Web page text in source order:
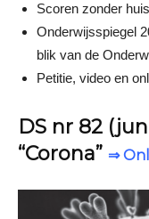
Scoren zonder
Onderwijsspiegel
blik van de
Petitie, video en
DS nr 82
“Corona” ⇒